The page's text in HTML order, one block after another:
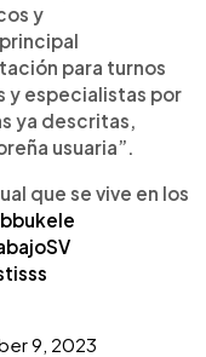
y
para turnos
y especialistas por
ya descritas,
usuaria”.
que se vive en los
9, 2023